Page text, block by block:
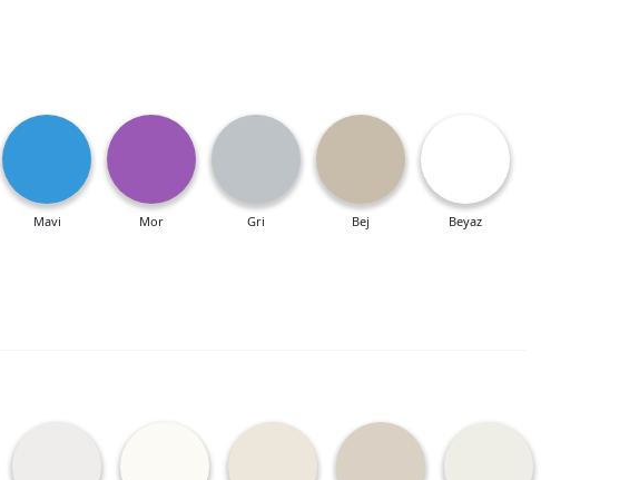
Mavi Mor Gri Bej Beyaz